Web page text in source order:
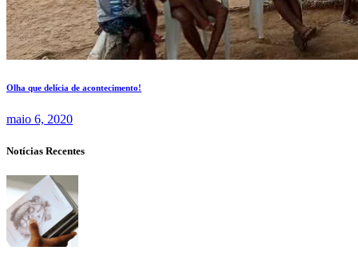
Olha que delícia de acontecimento!
maio 6, 2020
Notícias Recentes